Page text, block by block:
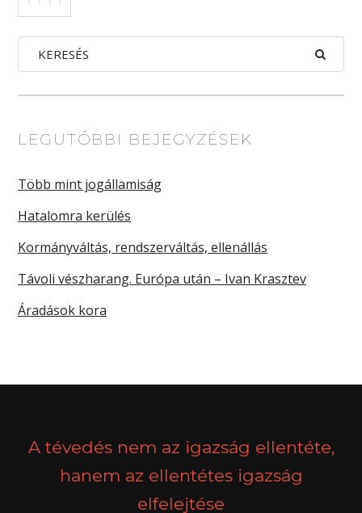
LEGUTÓBBI BEJEGYZÉSEK
Több mint jogállamiság
Hatalomra kerülés
Kormányváltás, rendszerváltás, ellenállás
Távoli vészharang. Európa után – Ivan Krasztev
Áradások kora
A tévedés nem az igazság ellentéte,
hanem az ellentétes igazság
elfelejtése